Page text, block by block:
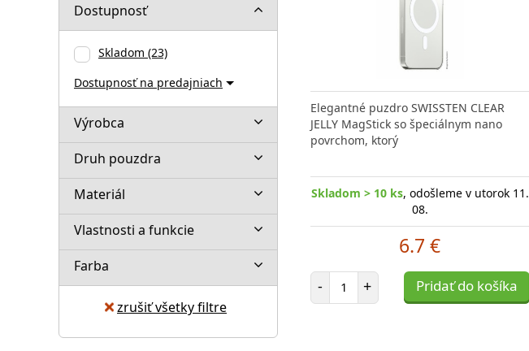
Dostupnosť
Skladom (23)
Dostupnosť na predajniach
Výrobca
Druh pouzdra
Materiál
Vlastnosti a funkcie
Farba
zrušiť všetky filtre
Elegantné puzdro SWISSTEN CLEAR
JELLY MagStick so špeciálnym nano
povrchom, ktorý
Skladom > 10 ks, odošleme v utorok 11.
08.
6.7 €
- Počet položiek
+ Pridať do košíka